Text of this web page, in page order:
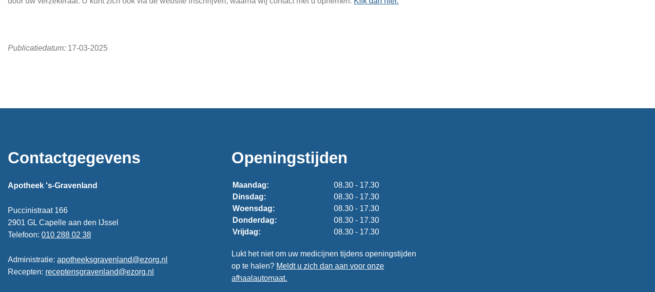
Publicatiedatum: 17-03-2025
Contactgegevens
Apotheek 's-Gravenland
Puccinistraat 166
2901 GL Capelle aan den IJssel
Telefoon: 010 288 02 38
Administratie: apotheeksgravenland@ezorg.nl
Recepten: receptensgravenland@ezorg.nl
Openingstijden
Maandag:
08.30 - 17.30
Dinsdag:
08.30 - 17.30
Woensdag:
08.30 - 17.30
Donderdag:
08.30 - 17.30
Vrijdag:
08.30 - 17.30
Lukt het niet om uw medicijnen tijdens openingstijden
op te halen? Meldt u zich dan aan voor onze
afhaalautomaat.